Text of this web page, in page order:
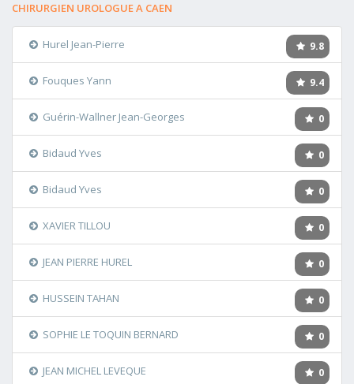
CHIRURGIEN UROLOGUE A CAEN
9.8
Hurel Jean-Pierre
9.4
Fouques Yann
0
Guérin-Wallner Jean-Georges
0
Bidaud Yves
0
Bidaud Yves
0
XAVIER TILLOU
0
JEAN PIERRE HUREL
0
HUSSEIN TAHAN
0
SOPHIE LE TOQUIN BERNARD
0
JEAN MICHEL LEVEQUE